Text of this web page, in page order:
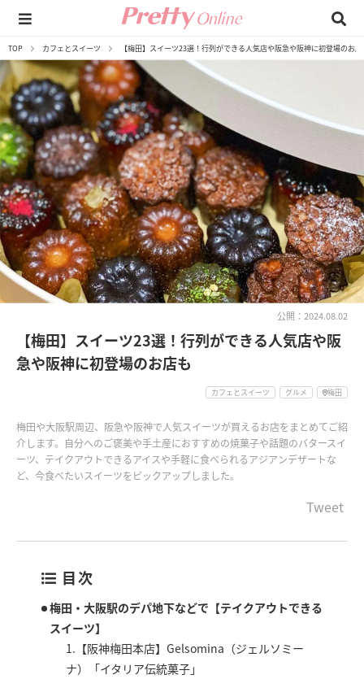
TOP カフェとスイーツ 【梅田】スイーツ23選！行列ができる人気店や阪急や阪神に初登場のお店
公開：2024.08.02
【梅田】スイーツ23選！行列ができる人気店や阪
急や阪神に初登場のお店も
カフェとスイーツ グルメ 梅田
梅田や大阪駅周辺、阪急や阪神で人気スイーツが買えるお店をまとめてご紹
介します。自分へのご褒美や手土産におすすめの焼菓子や話題のバタースイ
ーツ、テイクアウトできるアイスや手軽に食べられるアジアンデザートな
ど、今食べたいスイーツをピックアップしました。
Tweet
目次
梅田・大阪駅のデパ地下などで【テイクアウトできる
スイーツ】
1.【阪神梅田本店】Gelsomina（ジェルソミー
ナ）「イタリア伝統菓子」